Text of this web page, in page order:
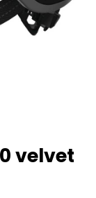
velvet